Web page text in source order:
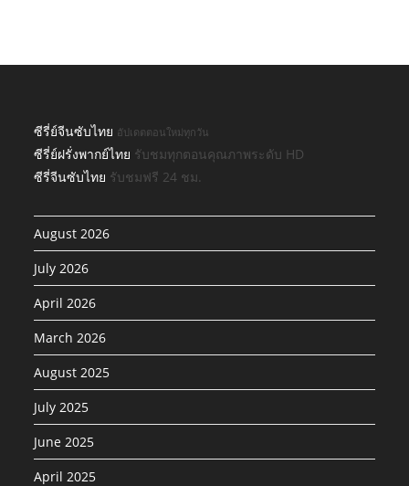
ซีรี่ย์จีนซับไทย อัปเดตตอนใหม่ทุกวัน
ซีรี่ย์ฝรั่งพากย์ไทย รับชมทุกตอนคุณภาพระดับ HD
ซีรี่จีนซับไทย รับชมฟรี 24 ชม.
August 2026
July 2026
April 2026
March 2026
August 2025
July 2025
June 2025
April 2025